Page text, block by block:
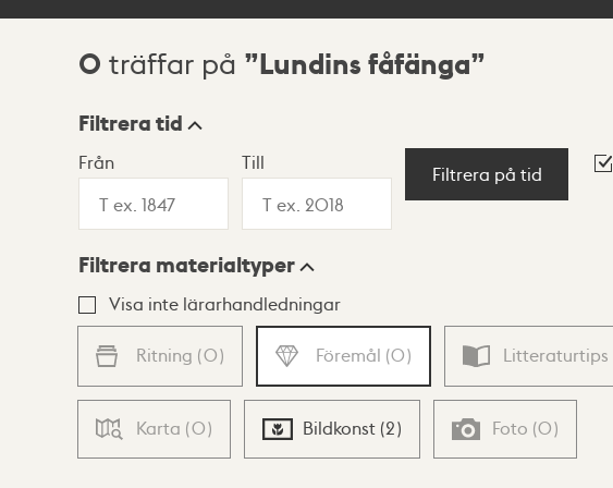
Sökresultat
0 träffar på Lundins fåfänga
Visningsläge
Lista Karta
Filtrera tid
Från Till
Filtrera på tid
Filtrera materialtyper
Visa inte lärarhandledningar
Ritning (0) Föremål (0) Litteraturtips
Karta (0) Bildkonst (2) Foto (0)